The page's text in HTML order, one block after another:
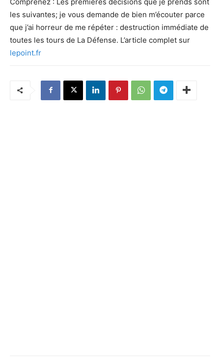
les suivantes; je vous demande de bien m’écouter parce
que j’ai horreur de me répéter : destruction immédiate de
toutes les tours de La Défense. L’article complet sur
lepoint.fr